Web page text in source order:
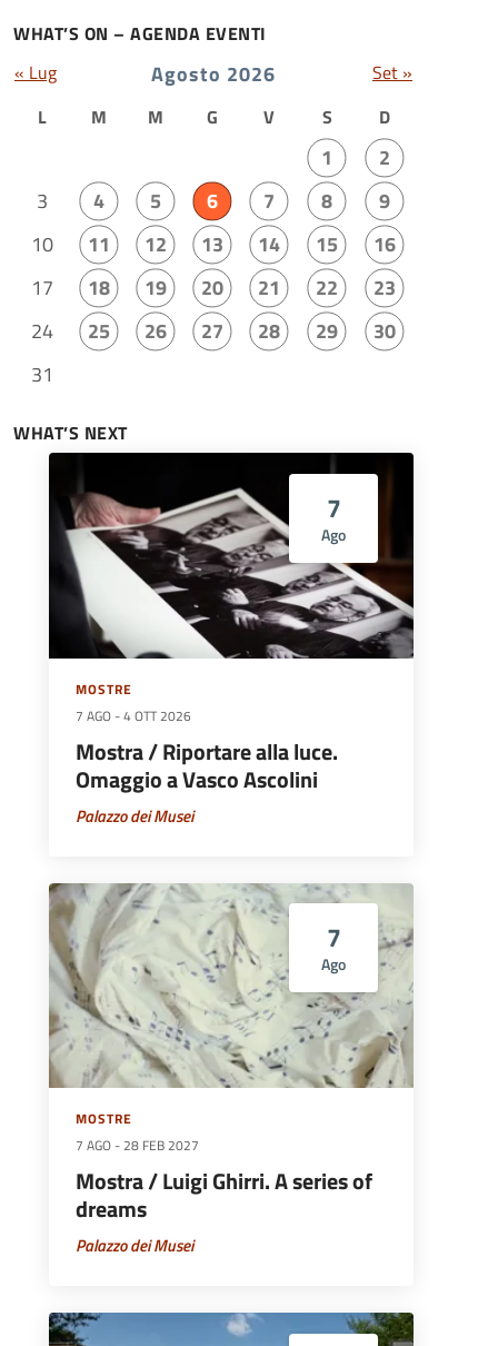
WHAT’S ON – AGENDA EVENTI
Agosto 2026
L M M G V S D
1
2
3
4 5 6 7 8
9
10
11 12 13 14 15
16
17
18 19 20 21 22
23
24
25 26 27 28 29
30
31
« Lug Set »
WHAT’S NEXT
7
Ago
MOSTRE
7 AGO -4 OTT 2026
Mostra / Riportare alla luce.
Omaggio a Vasco Ascolini
Palazzo dei Musei
7
Ago
MOSTRE
7 AGO -28 FEB 2027
Mostra / Luigi Ghirri. A series of
dreams
Palazzo dei Musei